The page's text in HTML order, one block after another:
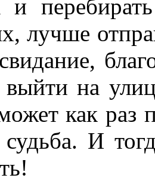
и
лучше
на
как раз
И